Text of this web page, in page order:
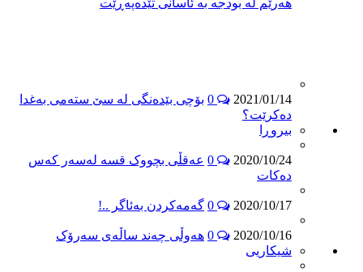
هه‌رێم له‌ بودجه‌ به‌ ئاسانى تێده‌په‌ڕێت
2021/01/14
بۆچى بێده‌نگى له‌ سێ سته‌مى به‌غدا
ده‌كرێت؟
بیروڕا
2020/10/24
عەقڵی بچووک قسە لەسەر کەس
دەکات
2020/10/17 گەمەکردن بەئاگر ..!
2020/10/16
هەوڵی چەند ساڵەی سەرۆک
شیكاریی